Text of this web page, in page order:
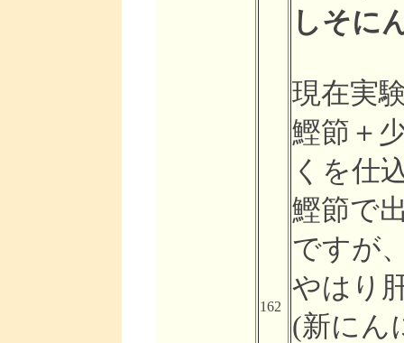
162
しそに
現在実
鰹節＋
くを仕
鰹節で
ですが
やはり
(新にん